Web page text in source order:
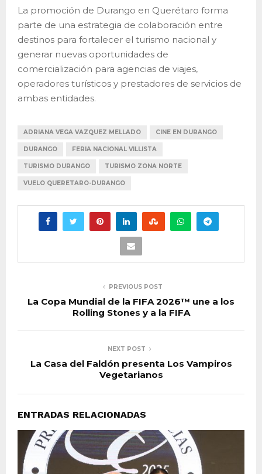
La promoción de Durango en Querétaro forma
parte de una estrategia de colaboración entre
destinos para fortalecer el turismo nacional y
generar nuevas oportunidades de
comercialización para agencias de viajes,
operadores turísticos y prestadores de servicios de
ambas entidades.
ADRIANA VEGA VAZQUEZ MELLADO CINE EN DURANGO
DURANGO FERIA NACIONAL VILLISTA
TURISMO DURANGO TURISMO ZONA NORTE
VUELO QUERETARO-DURANGO
PREVIOUS POST
La Copa Mundial de la FIFA 2026™ une a los
Rolling Stones y a la FIFA
NEXT POST
La Casa del Faldón presenta Los Vampiros
Vegetarianos
ENTRADAS RELACIONADAS